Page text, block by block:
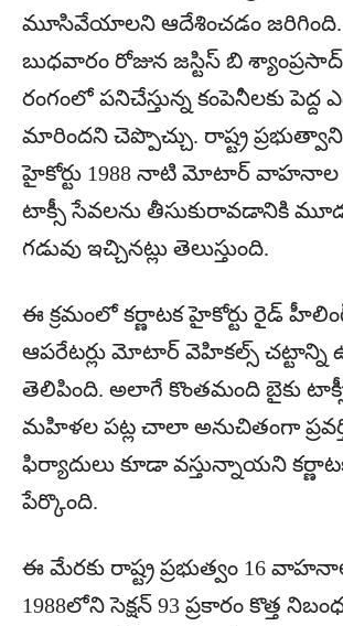
మూసివేయాలని ఆదేశించడం జరిగింది.
బుధవారం రోజున జస్టిస్ బి
రంగంలో పనిచేస్తున్న కంపెనీలకు పెద్ద
మారిందని చెప్పొచ్చు. రాష్ట్ర
హైకోర్టు 1988 నాటి మోటార్ వాహనాల
టాక్సీ సేవలను తీసుకురావడానికి
గడువు ఇచ్చినట్లు తెలుస్తుంది.
ఈ క్రమంలో కర్ణాటక హైకోర్టు రైడ్
ఆపరేటర్లు మోటార్ వెహికల్స్ చట్టాన్ని
తెలిపింది. అలాగే కొంతమంది బైకు టాక్సీ
మహిళల పట్ల చాలా అనుచితంగా
ఫిర్యాదులు కూడా వస్తున్నాయని
పేర్కొంది.
ఈ మేరకు రాష్ట్ర ప్రభుత్వం 16
1988లోని సెక్షన్ 93 ప్రకారం కొత్త